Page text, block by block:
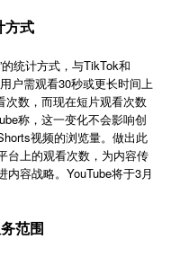
方式
统计方式，与TikTok和
户需观看30秒或更长时间上
次数，而现在短片观看次数
称，这一变化不会影响创
视频的浏览量。做出此
台上的观看次数，为内容传
容战略。YouTube将于3月
范围